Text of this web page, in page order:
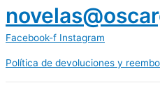
Facebook-f Instagram
Política de devoluciones y